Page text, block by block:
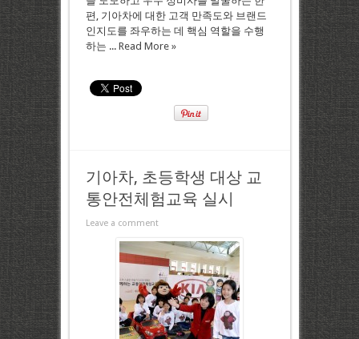
편, 기아차에 대한 고객 만족도와 브랜드
인지도를 좌우하는 데 핵심 역할을 수행
하는 ... Read More »
기아차, 초등학생 대상 교
통안전체험교육 실시
Leave a comment